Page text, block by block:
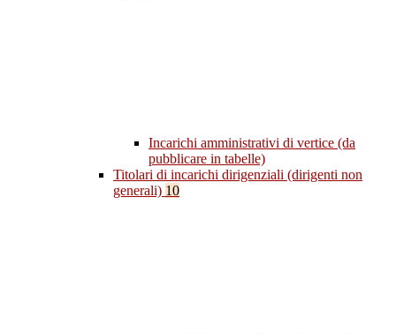
Incarichi amministrativi di vertice (da
pubblicare in tabelle)
Titolari di incarichi dirigenziali (dirigenti non
generali) 10